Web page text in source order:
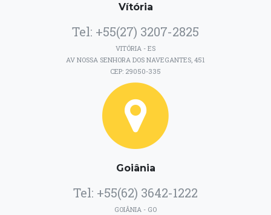
Vítória
Tel: +55(27) 3207-2825
VITÓRIA - ES
AV NOSSA SENHORA DOS NAVEGANTES, 451
CEP: 29050-335
Goiânia
Tel: +55(62) 3642-1222
GOIÂNIA - GO